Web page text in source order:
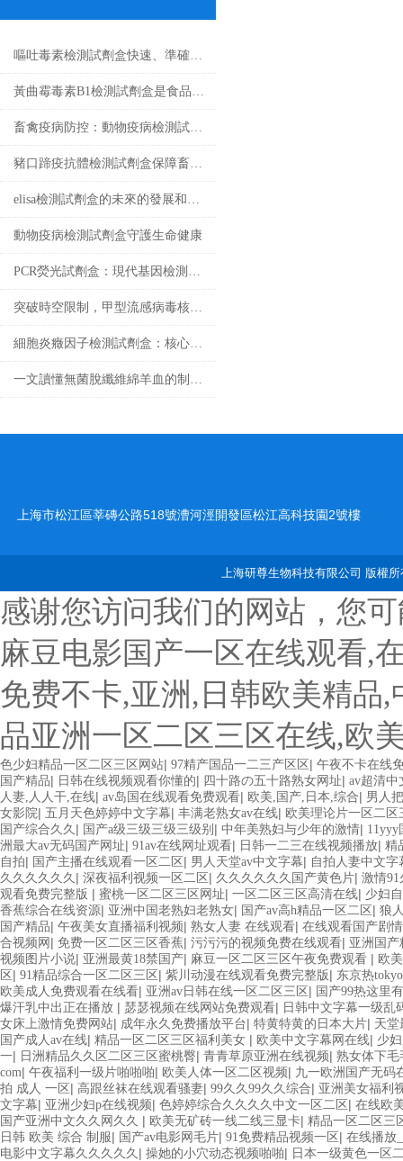
嘔吐毒素檢測試劑盒快速、準確檢測糧食中的有害物質
黃曲霉毒素B1檢測試劑盒是食品安全的新工具
畜禽疫病防控：動物疫病檢測試劑盒的核心作用
豬口蹄疫抗體檢測試劑盒保障畜牧業健康發展的重要工具
elisa檢測試劑盒的未來的發展和優點分享
動物疫病檢測試劑盒守護生命健康
PCR熒光試劑盒：現代基因檢測的得力助手
突破時空限制，甲型流感病毒核酸檢測試劑盒的應用與發展
細胞炎癥因子檢測試劑盒：核心技術與檢測原理全解析
一文讀懂無菌脫纖維綿羊血的制備工藝
上海市松江區莘磚公路518號漕河涇開發區松江高科技園2號樓
上海研尊生物科技有限公司 版權
感谢您访问我们的网站，您
麻豆电影国产一区在线观看,
免费不卡,亚洲,日韩欧美精品
品亚洲一区二区三区在线,欧
色少妇精品一区二区三区网站| 97精产国品一二三产区区 | 午夜不卡在线
国产精品| 日韩在线视频观看你懂的| 四十路の五十路熟女网址| av超清中
人妻,人人干,在线| av岛国在线观看免费观看| 欧美,国产,日本,综合| 男人
女影院| 五月天色婷婷中文字幕| 丰满老熟女av在线| 欧美理论片一区二区
国产综合久久 | 国产a级三级三级三级别 | 中年美熟妇与少年的激情| 11yyy
洲最大av无码国产网址| 91av在线网址观看| 日韩一二三在线视频播放| 精
自拍| 国产主播在线观看一区二区 | 男人天堂av中文字幕| 自拍人妻中文字
久久久久久久 | 深夜福利视频一区二区 | 久久久久久久国产黄色片| 激情
观看免费完整版 | 蜜桃一区二区三区网址| 一区二区三区高清在线| 少妇
香蕉综合在线资源| 亚洲中国老熟妇老熟女| 国产av高h精品一区二区 | 狼
国产精品| 午夜美女直播福利视频| 熟女人妻 在线观看| 在线观看国产剧
合视频网 | 免费一区二区三区香蕉| 污污污的视频免费在线观看| 亚洲国
视频图片小说| 亚洲最黄18禁国产| 麻豆一区二区三区午夜免费观看 | 欧
区 | 91精品综合一区二区三区 | 紫川动漫在线观看免费完整版 | 东京热
欧美成人免费观看在线看| 亚洲av日韩在线一区二区三区 | 国产99热这里
爆汗乳中出正在播放 | 瑟瑟视频在线网站免费观看| 日韩中文字幕一级乱
女床上激情免费网站| 成年永久免费播放平台| 特黄特黄的日本大片| 天堂
国产成人av在线| 精品一区二区三区福利美女 | 欧美中文字幕网在线| 少
一| 日洲精品久久区二区三区蜜桃臀| 青青草原亚洲在线视频| 熟女体下毛
com| 午夜福利一级片啪啪啪| 欧美人体一区二区视频| 九一欧洲国产无码
拍 成人 一区 | 高跟丝袜在线观看骚妻| 99久久99久久综合| 亚洲美女福利
文字幕| 亚洲少妇p在线视频| 色婷婷综合久久久久中文一区二区 | 在线欧
国产亚洲中文久久网久久 | 欧美无矿砖一线二线三显卡| 精品一区二区三
日韩 欧美 综合 制服| 国产av电影网毛片| 91免费精品视频一区 | 在线播放
电影中文字幕久久久久久 | 操她的小穴动态视频啪啪| 日本一级黄色一区